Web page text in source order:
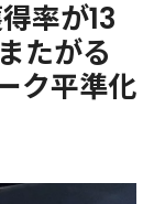
率が13
たがる
ク平準化